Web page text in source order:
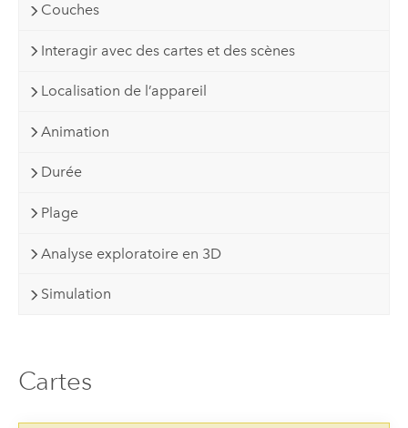
Couches
Interagir avec des cartes et des scènes
Localisation de l’appareil
Animation
Durée
Plage
Analyse exploratoire en 3D
Simulation
Cartes